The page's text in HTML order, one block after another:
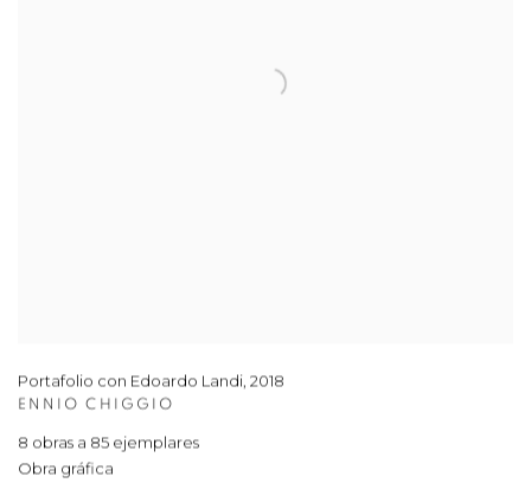
Portafolio con Edoardo Landi, 2018
ENNIO CHIGGIO
8 obras a 85 ejemplares
Obra gráfica